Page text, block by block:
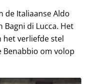
de Italiaanse Aldo
di Lucca. Het
het verliefde stel
om volop